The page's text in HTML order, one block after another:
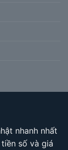
nhanh nhất
số và giá